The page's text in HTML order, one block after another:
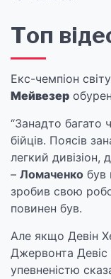
Топ
Екс-чемпіон
Мейвезер
“Занадто багато
бійців. Поясів
легкий дивізіон,
– Ломаченко був
зробив свою
повинен був.
Але якщо Девін
Джервонта Девіс
упевненістю